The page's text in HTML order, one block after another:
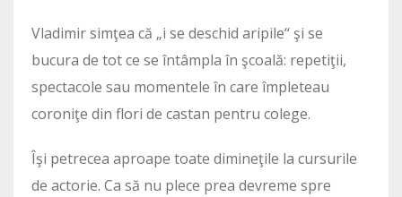
Vladimir simţea că „i se deschid aripile“ şi se
bucura de tot ce se întâmpla în şcoală: repetiţii,
spectacole sau momentele în care împleteau
coroniţe din flori de castan pentru colege.
Îşi petrecea aproape toate dimineţile la cursurile
de actorie. Ca să nu plece prea devreme spre